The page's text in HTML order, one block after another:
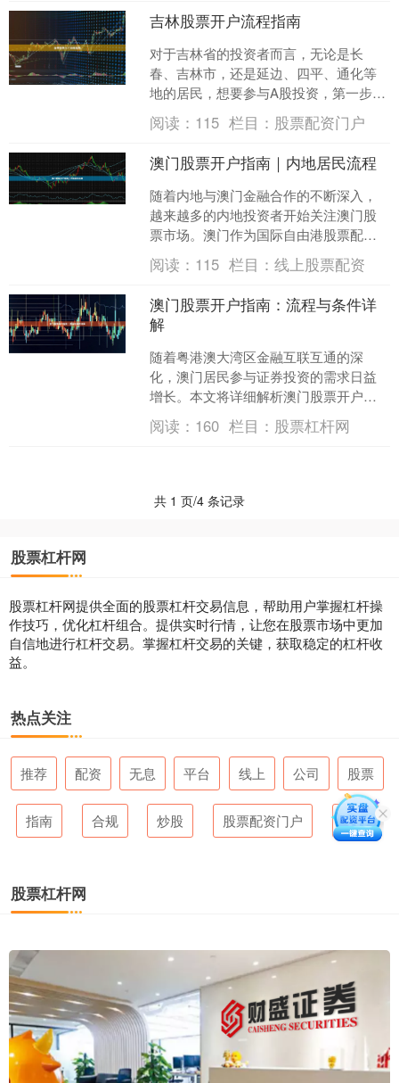
吉林股票开户流程指南
对于吉林省的投资者而言，无论是长
春、吉林市，还是延边、四平、通化等
地的居民，想要参与A股投资，第一步就
是完成股票开户。随着互联网金融的普
及，如今吉林投资者无需再....
阅读： 115 栏目： 股票配资门户
澳门股票开户指南｜内地居民流程
随着内地与澳门金融合作的不断深入，
越来越多的内地投资者开始关注澳门股
票市场。澳门作为国际自由港股票配资
门户，其金融市场具有独特优势，包括
资金流动相对自由、税收政....
阅读： 115 栏目：线上股票配资
澳门股票开户指南：流程与条件详
解
随着粤港澳大湾区金融互联互通的深
化，澳门居民参与证券投资的需求日益
增长。本文将详细解析澳门股票开户的
流程与条件，助您顺利开启投资之旅。
### **一、开户条件....
阅读： 160 栏目： 股票杠杆网
共 1 页/4 条记录
股票杠杆网
股票杠杆网提供全面的股票杠杆交易信息，帮助用户掌握杠杆操
作技巧，优化杠杆组合。提供实时行情，让您在股票市场中更加
自信地进行杠杆交易。掌握杠杆交易的关键，获取稳定的杠杆收
益。
热点关注
推荐 配资 无息 平台 线上 公司 股票
指南 合规 炒股 股票配资门户 软件
股票杠杆网